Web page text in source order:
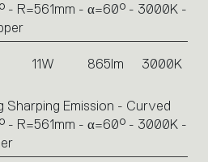
- R=561mm - α=60° - 3000K -
11W 865lm 3000K
Sharping Emission - Curved
- R=561mm - α=60° - 3000K -